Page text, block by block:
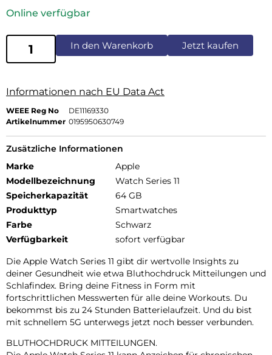
Online verfügbar
In den Warenkorb Jetzt kaufen
Informationen nach EU Data Act
WEEE Reg No
DE11169330
Artikelnummer 0195950630749
Zusätzliche Informationen
Marke
Apple
Modellbezeichnung
Watch Series 11
Speicherkapazität
64 GB
Produkttyp
Smartwatches
Farbe
Schwarz
Verfügbarkeit
sofort verfügbar
Die Apple Watch Series 11 gibt dir wertvolle Insights zu
deiner Gesundheit wie etwa Bluthochdruck Mitteilungen und
Schlafindex. Bring deine Fitness in Form mit
fortschrittlichen Messwerten für alle deine Workouts. Du
bekommst bis zu 24 Stunden Batterielaufzeit. Und du bist
mit schnellem 5G unterwegs jetzt noch besser verbunden.
BLUTHOCHDRUCK MITTEILUNGEN.